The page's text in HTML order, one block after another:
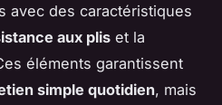
avec des caractéristiques
aux plis et la
éléments garantissent
simple quotidien, mais